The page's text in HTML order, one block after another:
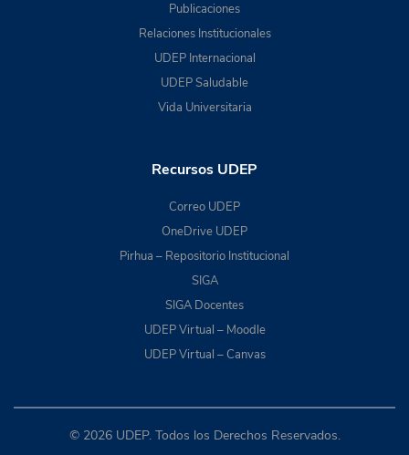
Publicaciones
Relaciones Institucionales
UDEP Internacional
UDEP Saludable
Vida Universitaria
Recursos UDEP
Correo UDEP
OneDrive UDEP
Pirhua – Repositorio Institucional
SIGA
SIGA Docentes
UDEP Virtual – Moodle
UDEP Virtual – Canvas
© 2026 UDEP. Todos los Derechos Reservados.